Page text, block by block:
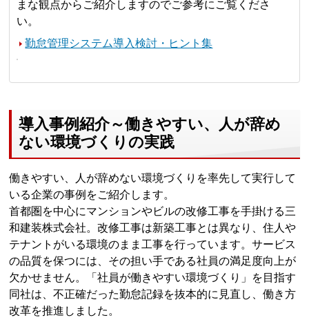
まな観点からご紹介しますのでご参考にご覧くださ
い。
勤怠管理システム導入検討・ヒント集
導入事例紹介～働きやすい、人が辞め
ない環境づくりの実践
働きやすい、人が辞めない環境づくりを率先して実行して
いる企業の事例をご紹介します。
首都圏を中心にマンションやビルの改修工事を手掛ける三
和建装株式会社。改修工事は新築工事とは異なり、住人や
テナントがいる環境のまま工事を行っています。サービス
の品質を保つには、その担い手である社員の満足度向上が
欠かせません。「社員が働きやすい環境づくり」を目指す
同社は、不正確だった勤怠記録を抜本的に見直し、働き方
改革を推進しました。